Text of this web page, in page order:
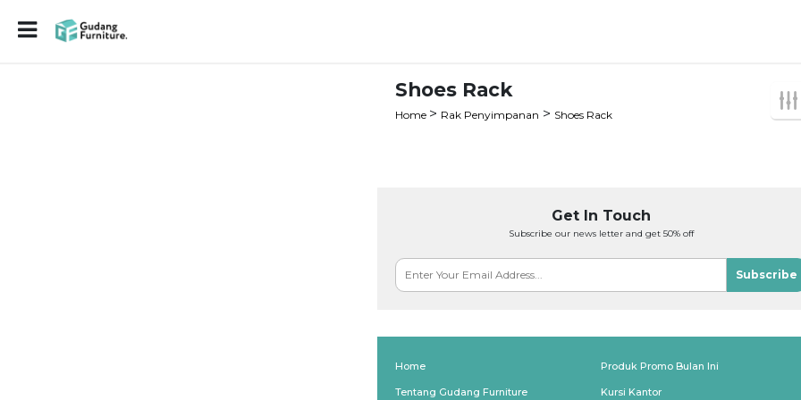
Shoes Rack
Home > Rak Penyimpanan > Shoes Rack
Get In Touch
Subscribe our news letter and get 50% off
Subscribe
Home
Tentang Gudang Furniture
Produk Promo Bulan Ini
Kursi Kantor